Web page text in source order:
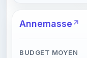
Annemasse